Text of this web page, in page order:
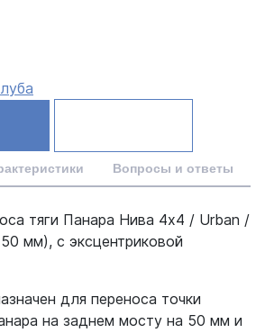
Вопросы и ответы
тяги Панара Нива 4x4 / Urban /
мм), с эксцентриковой
для переноса точки
на заднем мосту на 50 мм и